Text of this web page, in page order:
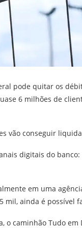
pode quitar os
6 milhões de
vão conseguir
digitais do
em uma
mil, ainda é possível
o caminhão Tudo